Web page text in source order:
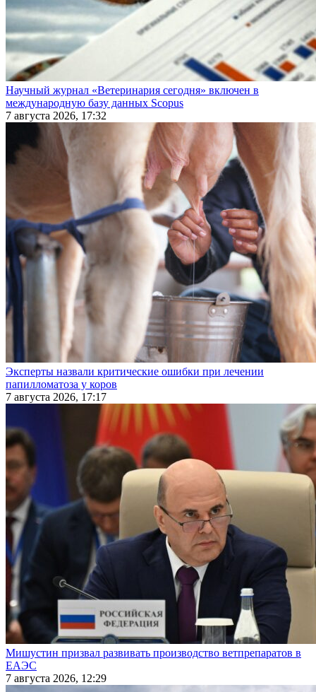
Научный журнал «Ветеринария сегодня» включен в
международную базу данных Scopus
7 августа 2026, 17:32
Эксперты назвали критические ошибки при лечении
папилломатоза у коров
7 августа 2026, 17:17
Мишустин призвал развивать производство ветпрепаратов в
ЕАЭС
7 августа 2026, 12:29